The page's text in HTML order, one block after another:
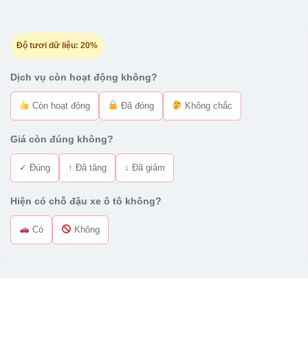
Độ tươi dữ liệu: 20%
Dịch vụ còn hoạt động không?
Còn hoạt động Đã đóng Không chắc
Giá còn đúng không?
✓ Đúng ↑ Đã tăng ↓ Đã giảm
Hiện có chỗ đậu xe ô tô không?
Có Không